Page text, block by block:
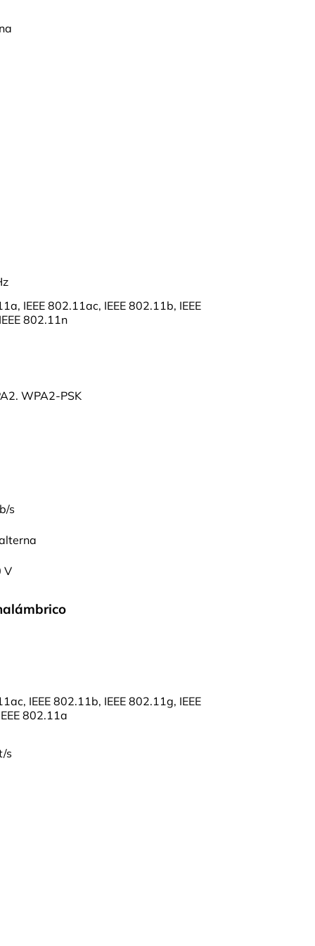
IEEE 802.11ac, IEEE 802.11b, IEEE
802.11n
WPA2-PSK
s
V
IEEE 802.11b, IEEE 802.11g, IEEE
802.11a
s